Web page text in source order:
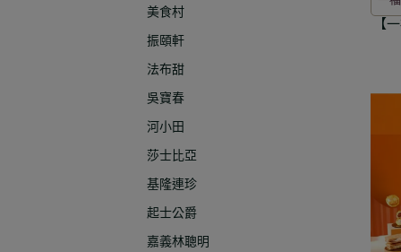
美食村
振頤軒
法布甜
吳寶春
河小田
莎士比亞
基隆連珍
起士公爵
嘉義林聰明
【